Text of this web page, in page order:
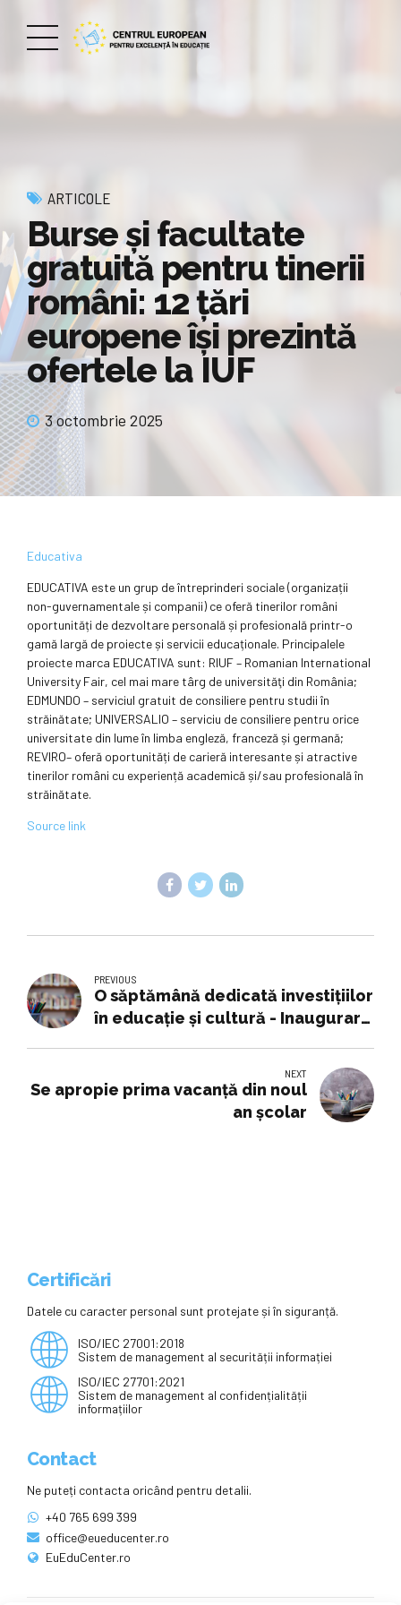
ARTICOLE
Burse și facultate
gratuită pentru tinerii
români: 12 țări
europene își prezintă
ofertele la IUF
3 octombrie 2025
Educativa
EDUCATIVA este un grup de întreprinderi sociale (organizații
non-guvernamentale și companii) ce oferă tinerilor români
oportunități de dezvoltare personală și profesională printr-o
gamă largă de proiecte și servicii educaționale. Principalele
proiecte marca EDUCATIVA sunt: RIUF – Romanian International
University Fair, cel mai mare târg de universităţi din România;
EDMUNDO – serviciul gratuit de consiliere pentru studii în
străinătate; UNIVERSALIO – serviciu de consiliere pentru orice
universitate din lume în limba engleză, franceză și germană;
REVIRO– oferă oportunități de carieră interesante și atractive
tinerilor români cu experiență academică și/sau profesională în
străinătate.
Source link
PREVIOUS
O săptămână dedicată investițiilor
în educație și cultură - Inaugurare
NEXT
Se apropie prima vacanță din noul
an școlar
Certificări
Datele cu caracter personal sunt protejate și în siguranță.
ISO/IEC 27001:2018
Sistem de management al securității informației
ISO/IEC 27701:2021
Sistem de management al confidențialității
informațiilor
Contact
Ne puteți contacta oricând pentru detalii.
+40 765 699 399
office@eueducenter.ro
EuEduCenter.ro